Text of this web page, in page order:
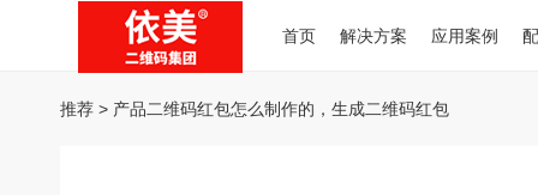
首页 解决方案 应用案例
推荐 > 产品二维码红包怎么制作的，生成二维码红包